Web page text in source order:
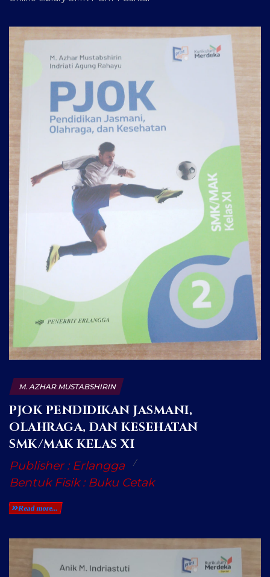
M. AZHAR MUSTABSHIRIN
PJOK PENDIDIKAN JASMANI,
OLAHRAGA, DAN KESEHATAN
SMK/MAK KELAS XI
Publisher : Erlangga
Bentuk Fisik : Buku Cetak
Read more...